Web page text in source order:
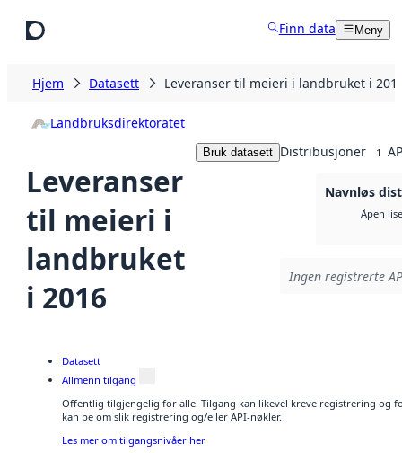
Finn data Meny
Hjem Datasett Leveranser til meieri i landbruket i
Landbruksdirektoratet
Leveranser
til meieri i
landbruket
i 2016
Bruk datasett Distribusjoner 1
Navnløs
Åpen
Ingen registrerte
Datasett
Allmenn tilgang
Offentlig tilgjengelig for alle. Tilgang kan likevel kreve registrering og
kan be om slik registrering og/eller API-nøkler.
Les mer om tilgangsnivåer her